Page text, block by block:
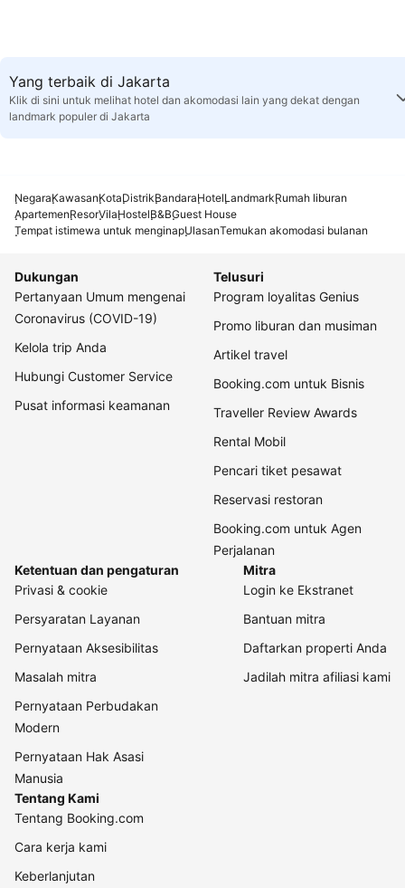
Yang terbaik di Jakarta
Klik di sini untuk melihat hotel dan akomodasi lain yang dekat dengan
landmark populer di Jakarta
NegaraKawasanKotaDistrikBandaraHotelLandmarkRumah liburan
ApartemenResorVilaHostelB&BGuest House
Tempat istimewa untuk menginapUlasanTemukan akomodasi bulanan
Dukungan
Pertanyaan Umum mengenai
Coronavirus (COVID-19)
Kelola trip Anda
Hubungi Customer Service
Pusat informasi keamanan
Telusuri
Program loyalitas Genius
Promo liburan dan musiman
Artikel travel
Booking.com untuk Bisnis
Traveller Review Awards
Rental Mobil
Pencari tiket pesawat
Reservasi restoran
Booking.com untuk Agen
Perjalanan
Ketentuan dan pengaturan
Privasi & cookie
Persyaratan Layanan
Pernyataan Aksesibilitas
Masalah mitra
Pernyataan Perbudakan
Modern
Pernyataan Hak Asasi
Manusia
Mitra
Login ke Ekstranet
Bantuan mitra
Daftarkan properti Anda
Jadilah mitra afiliasi kami
Tentang Kami
Tentang Booking.com
Cara kerja kami
Keberlanjutan